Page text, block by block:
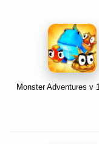
Monster Adventures v